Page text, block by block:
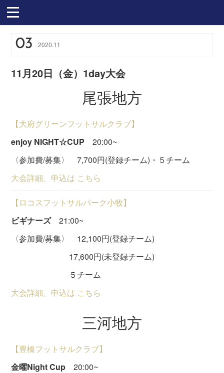
03 2020.11
11月20日（金）1day大会
尾張地方
【大府グリーンフットサルクラブ】
enjoy NIGHT☆CUP 20:00~
〈参加費/募集〉 7,700円(登録チーム)・５チーム
大会詳細、申込は こちら
【ロコスフットサルパーク小牧】
ビギナーズ21:00~
〈参加費/募集〉 12,100円(登録チーム)
17,600円(未登録チーム)
５チーム
大会詳細、申込は こちら
三河地方
【豊橋フットサルクラブ】
金曜Night Cup 20:00~